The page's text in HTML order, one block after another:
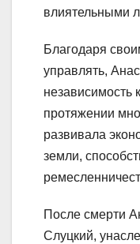
влиятельными
Благодаря
управлять,
независимость
протяжении
развивала
земли,
После смерти
Слуцкий,